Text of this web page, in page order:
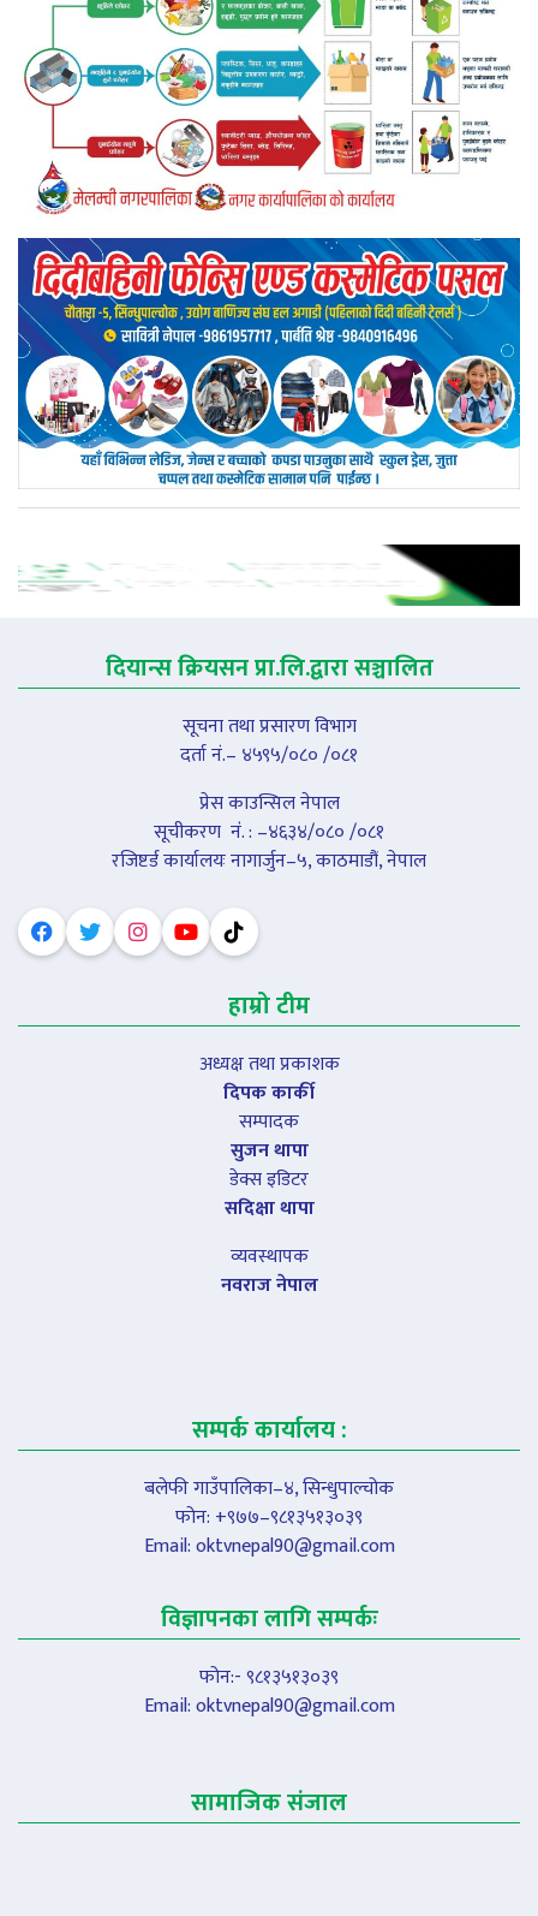
दियान्स क्रियसन प्रा.लि.द्वारा सञ्चालित
सूचना तथा प्रसारण विभाग
दर्ता नं.– ४५९५/०८० /०८१
प्रेस काउन्सिल नेपाल
सूचीकरण नंं. : –४६३४/०८० /०८१
रजिष्टर्ड कार्यालयः नागार्जुन–५, काठमाडौं, नेपाल
हाम्रो टीम
अध्यक्ष तथा प्रकाशक
दिपक कार्की
सम्पादक
सुजन थापा
डेक्स इडिटर
सदिक्षा थापा
व्यवस्थापक
नवराज नेपाल
सम्पर्क कार्यालय :
बलेफी गाउँपालिका–४, सिन्धुपाल्चोक
फोन: +९७७–९८१३५१३०३९
Email:oktvnepal90@gmail.com
विज्ञापनका लागि सम्पर्कः
फोन:- ९८१३५१३०३९
Email:oktvnepal90@gmail.com
सामाजिक संजाल